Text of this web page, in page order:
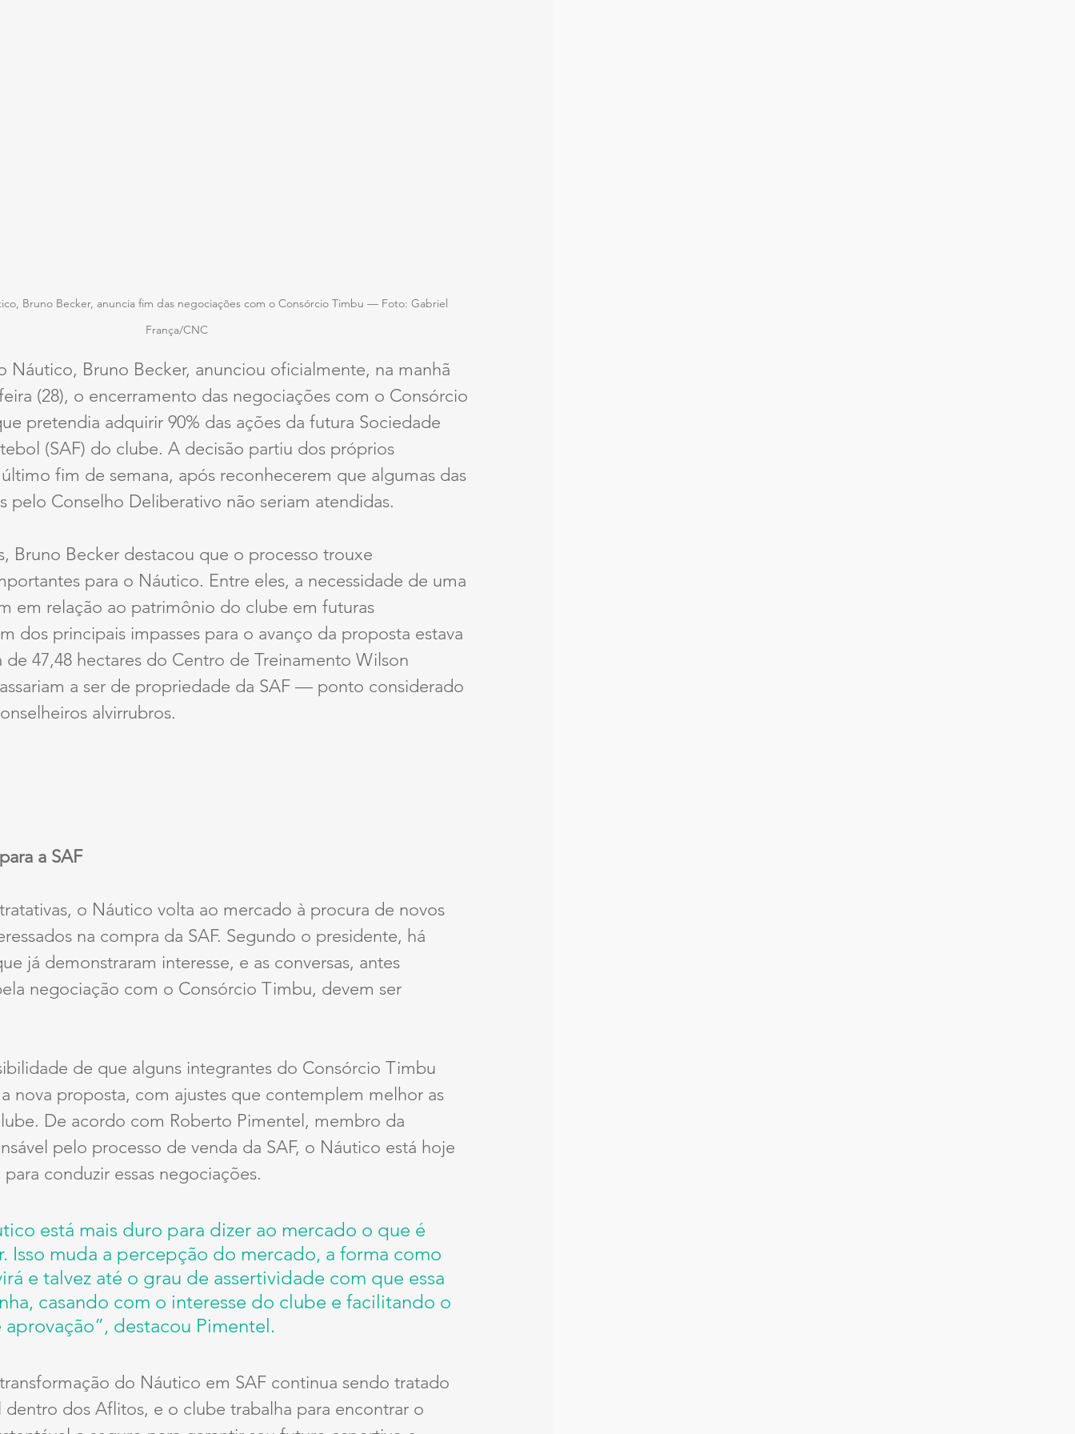
Bruno Becker, anuncia fim das negociações com o Consórcio Timbu — Foto: Gabriel
França/CNC
Náutico, Bruno Becker, anunciou oficialmente, na manhã
(28), o encerramento das negociações com o Consórcio
pretendia adquirir 90% das ações da futura Sociedade
(SAF) do clube. A decisão partiu dos próprios
fim de semana, após reconhecerem que algumas das
pelo Conselho Deliberativo não seriam atendidas.
Bruno Becker destacou que o processo trouxe
para o Náutico. Entre eles, a necessidade de uma
em relação ao patrimônio do clube em futuras
dos principais impasses para o avanço da proposta estava
de 47,48 hectares do Centro de Treinamento Wilson
a ser de propriedade da SAF — ponto considerado
alvirrubros.
a SAF
o Náutico volta ao mercado à procura de novos
na compra da SAF. Segundo o presidente, há
já demonstraram interesse, e as conversas, antes
negociação com o Consórcio Timbu, devem ser
de que alguns integrantes do Consórcio Timbu
nova proposta, com ajustes que contemplem melhor as
De acordo com Roberto Pimentel, membro da
pelo processo de venda da SAF, o Náutico está hoje
conduzir essas negociações.
está mais duro para dizer ao mercado o que é
Isso muda a percepção do mercado, a forma como
e talvez até o grau de assertividade com que essa
casando com o interesse do clube e facilitando o
destacou Pimentel.
do Náutico em SAF continua sendo tratado
dos Aflitos, e o clube trabalha para encontrar o